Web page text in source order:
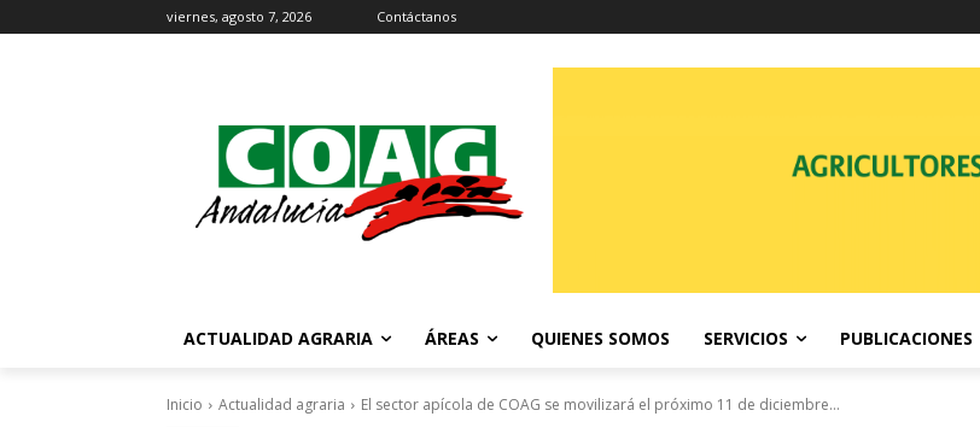
viernes, agosto 7, 2026 Contáctanos
ACTUALIDAD AGRARIA ÁREAS QUIENES SOMOS SERVICIOS PUBLICACIONES
Inicio Actualidad agraria El sector apícola de COAG se movilizará el próximo 11 de diciembre...